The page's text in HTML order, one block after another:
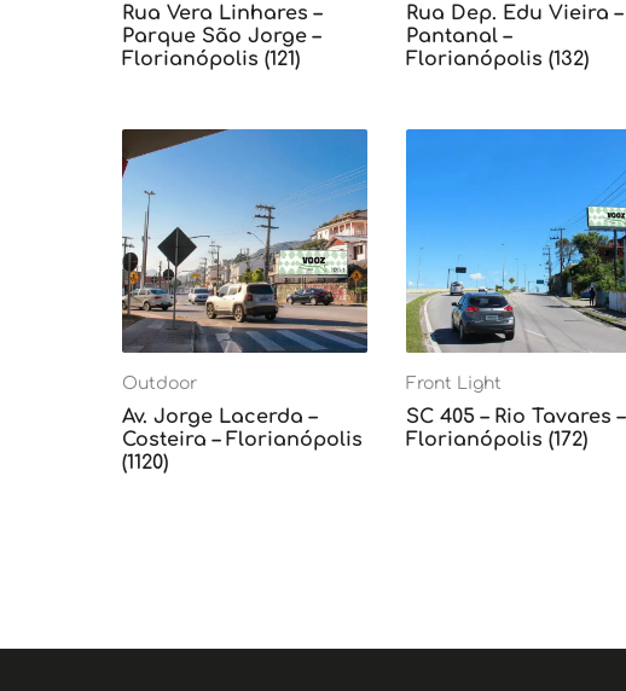
Rua Vera Linhares –
Parque São Jorge –
Florianópolis (121)
Rua Dep. Edu Vieira –
Pantanal –
Florianópolis (132)
Outdoor
Av. Jorge Lacerda –
Costeira – Florianópolis
(1120)
Front Light
SC 405 – Rio Tavares –
Florianópolis (172)